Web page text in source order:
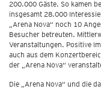
200.000 Gäste. So kamen
insgesamt 28.000
„Arena Nova“ noch 10
Besucher betreuten.
Veranstaltungen. Positive
auch aus dem
der „Arena Nova“
Die „Arena Nova“ und die